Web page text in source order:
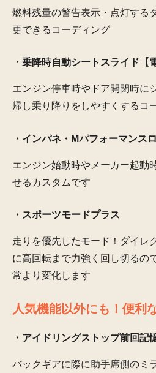
燃料残量の警告表示・点灯する
更できるコーディング
・乗降時自動シートスライド【
エンジン停車時やドア開閉時に
帰し乗り降りをしやすくするコ
・インパネ・Mパフォーマンス
エンジン始動時やメーカー起動
せるカスタムです
・スポーツモードプラス
走りを優先したモード！ダイレ
に高回転まで力強く回し切るの
常より変化します
人気機能以外にも！便利
・アイドリングストップ前回記
バックギアに際に助手席側のミ